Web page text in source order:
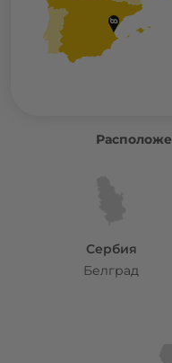
Сербия
Белград